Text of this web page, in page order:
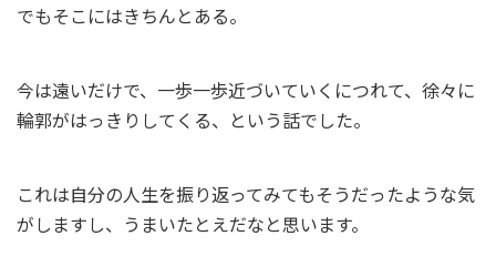
でもそこにはきちんとある。
今は遠いだけで、一歩一歩近づいていくにつれて、徐々に
輪郭がはっきりしてくる、という話でした。
これは自分の人生を振り返ってみてもそうだったような気
がしますし、うまいたとえだなと思います。